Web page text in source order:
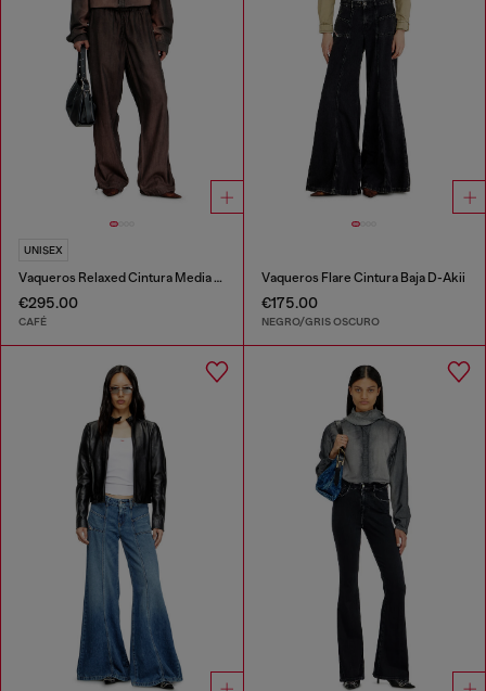
UNISEX
Vaqueros Relaxed Cintura Media D-Roder
€295.00
CAFÉ
Vaqueros Flare Cintura Baja D-Akii
€175.00
NEGRO/GRIS OSCURO